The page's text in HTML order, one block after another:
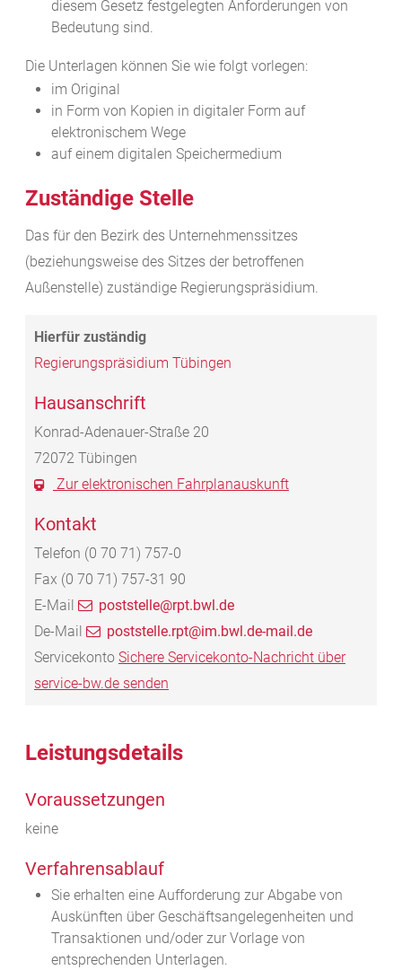
diesem Gesetz festgelegten Anforderungen von
Bedeutung sind.
Die Unterlagen können Sie wie folgt vorlegen:
im Original
in Form von Kopien in digitaler Form auf
elektronischem Wege
auf einem digitalen Speichermedium
Zuständige Stelle
Das für den Bezirk des Unternehmenssitzes
(beziehungsweise des Sitzes der betroffenen
Außenstelle) zuständige Regierungspräsidium.
Regierungspräsidium Tübingen
Hausanschrift
Konrad-Adenauer-Straße 20
72072 Tübingen
Zur elektronischen Fahrplanauskunft
Kontakt
Telefon (0 70 71) 757-0
Fax (0 70 71) 757-31 90
E-Mail
poststelle@rpt.bwl.de
De-Mail
poststelle.rpt@im.bwl.de-mail.de
Servicekonto Sichere Servicekonto-Nachricht über
service-bw.de senden
Leistungsdetails
Voraussetzungen
keine
Verfahrensablauf
Sie erhalten eine Aufforderung zur Abgabe von
Auskünften über Geschäftsangelegenheiten und
Transaktionen und/oder zur Vorlage von
entsprechenden Unterlagen.